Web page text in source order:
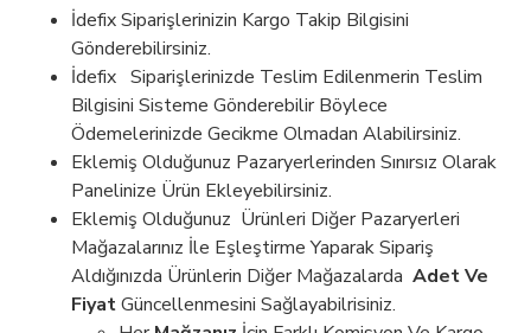
İdefix Siparişlerinizin Kargo Takip Bilgisini
Gönderebilirsiniz.
İdefix Siparişlerinizde Teslim Edilenmerin Teslim
Bilgisini Sisteme Gönderebilir Böylece
Ödemelerinizde Gecikme Olmadan Alabilirsiniz.
Eklemiş Olduğunuz Pazaryerlerinden Sınırsız Olarak
Panelinize Ürün Ekleyebilirsiniz.
Eklemiş Olduğunuz Ürünleri Diğer Pazaryerleri
Mağazalarınız İle Eşleştirme Yaparak Sipariş
Aldığınızda Ürünlerin Diğer Mağazalarda Adet Ve
FiyatGüncellenmesini Sağlayabilrisiniz.